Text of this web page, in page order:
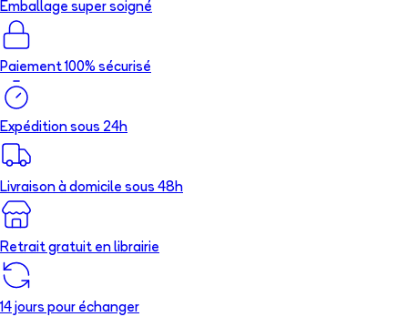
Emballage super soigné
Paiement 100% sécurisé
Expédition sous 24h
Livraison à domicile sous 48h
Retrait gratuit en librairie
14 jours pour échanger